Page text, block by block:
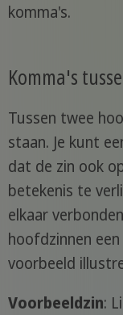
komma's.
Komma's
Tussen twee
staan. Je kunt
dat de zin ook
betekenis te
elkaar
hoofdzinnen
voorbeeld
Voorbeeldzin: